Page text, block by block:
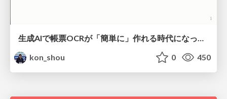
生成AIで帳票OCRが「簡単に」作れる時代になった？
kon_shou
0 450